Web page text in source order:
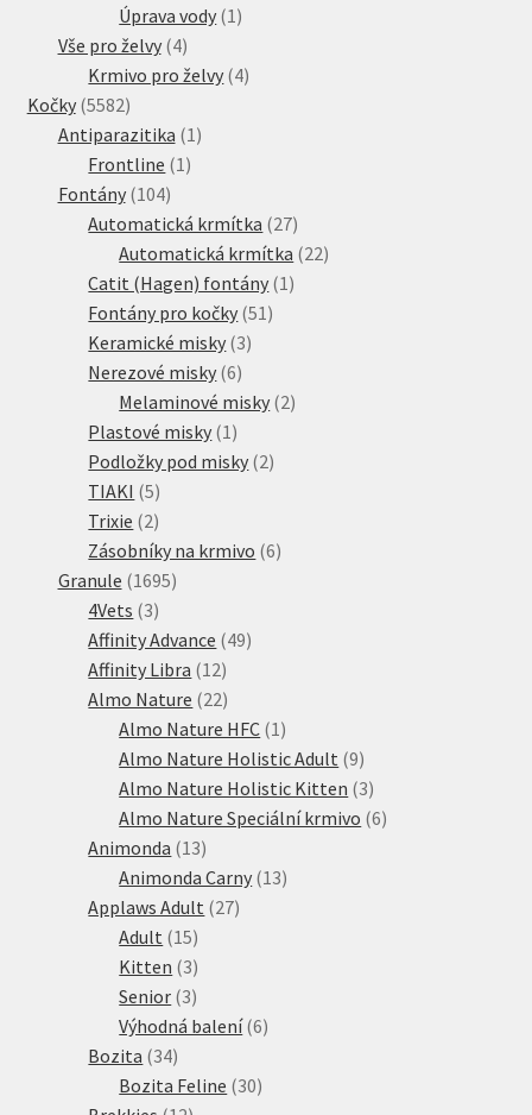
produkt
Úprava vody 1 1
Vše pro želvy 44
produkty
Krmivo pro želvy 44
Kočky 55825582
produktů
Antiparazitika 1 1
Frontline 1 1
Fontány 104104
produktů
Automatická krmítka 2727
produktů
Automatická krmítka 2222
Catit (Hagen) fontány 1 1
Fontány pro kočky 51 51
Keramické misky 33
Nerezové misky 66
produktů
Melaminové misky 22
Plastové misky 1 1
produkt
Podložky pod misky 22
TIAKI 55
produktů
Trixie 22
produkty
Zásobníky na krmivo 66
Granule 16951695
4Vets 33
produkty
Affinity Advance 4949
Affinity Libra 1212
produktů
Almo Nature 2222
produktů
Almo Nature HFC 1 1
produkt
Almo Nature Holistic Adult 99
produktů
Almo Nature Holistic Kitten 33
produkty
Almo Nature Speciální krmivo 66
Animonda 1313
produktů
Animonda Carny 1313
Applaws Adult 2727
Adult 1515
produktů
Kitten 33
produkty
Senior 33
produkty
Výhodná balení 66
Bozita 3434
produktů
Bozita Feline 3030